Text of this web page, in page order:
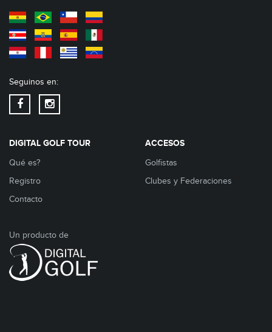
Seguinos en:
DIGITAL GOLF TOUR
Qué es?
Registro
Contacto
ACCESOS
Golfistas
Clubes y Federaciones
Un producto de